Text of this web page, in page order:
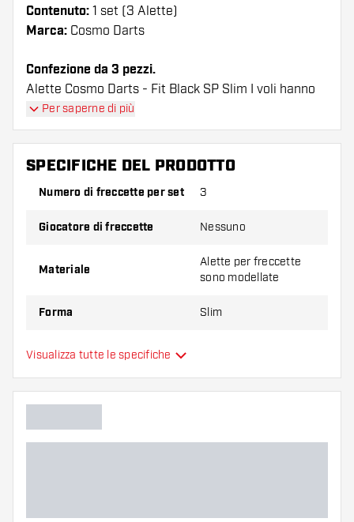
Contenuto: 1 set (3 Alette)
Marca: Cosmo Darts
Confezione da 3 pezzi.
Alette Cosmo Darts - Fit Black SP Slim I voli hanno
una lunga durata. Queste alette possono essere
utilizzate solo con astine Cosmo Fit.
Suggerimento di Dartshopper!
Assicuratevi di avere a portata di mano un gran
Provate una forma, un materiale o uno
variante vi si addice di più!
Per saperne di più
SPECIFICHE DEL PRODOTTO
Numero di freccette per set 3
Giocatore di freccette Nessuno
Materiale
Alette per freccette
sono modellate
Forma Slim
Tipo
Colore principale
Visualizza tutte le specifiche